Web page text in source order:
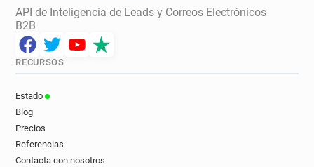
API de Inteligencia de Leads y Correos Electrónicos
B2B
RECURSOS
Estado
Blog
Precios
Referencias
Contacta con nosotros